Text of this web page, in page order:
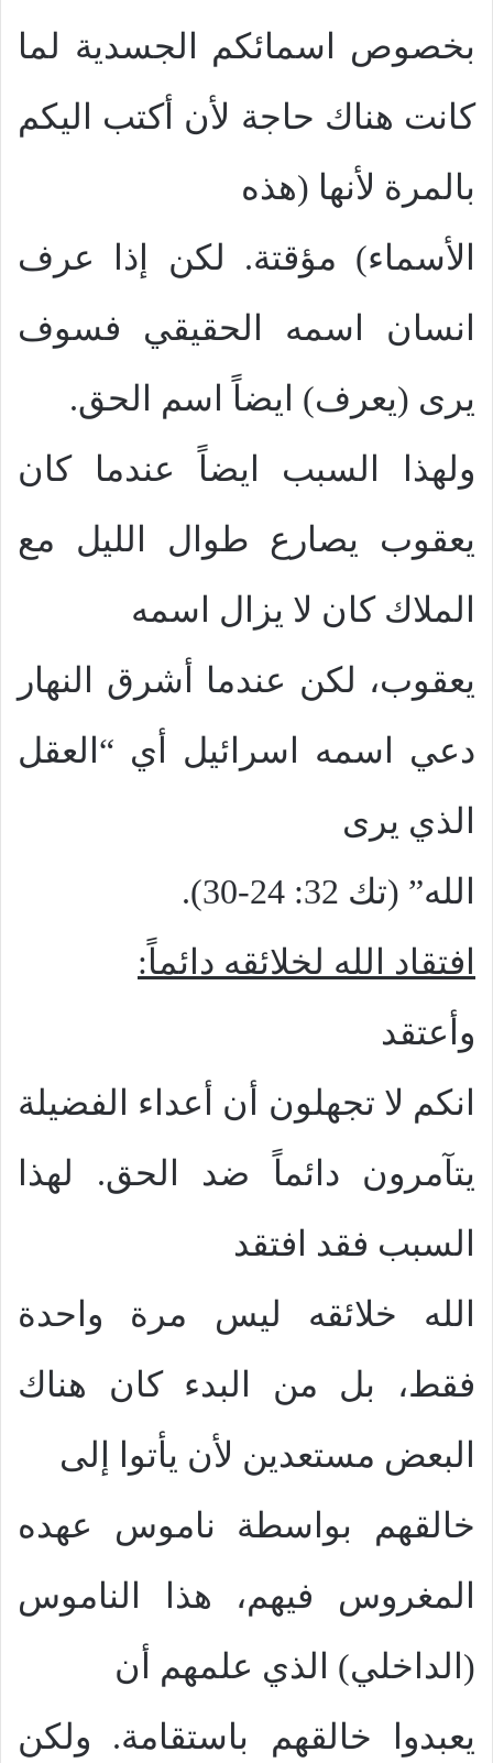
بخصوص اسمائكم الجسدية لما
كانت هناك حاجة لأن أكتب اليكم
بالمرة لأنها (هذه
الأسماء) مؤقتة. لكن إذا عرف
انسان اسمه الحقيقي فسوف
يرى (يعرف) ايضاً اسم الحق.
ولهذا السبب ايضاً عندما كان
يعقوب يصارع طوال الليل مع
الملاك كان لا يزال اسمه
يعقوب، لكن عندما أشرق النهار
دعي اسمه اسرائيل أي “العقل
الذي يرى
الله” (تك 32: 24-30).
افتقاد الله لخلائقه دائماً:
وأعتقد
انكم لا تجهلون أن أعداء الفضيلة
يتآمرون دائماً ضد الحق. لهذا
السبب فقد افتقد
الله خلائقه ليس مرة واحدة
فقط، بل من البدء كان هناك
البعض مستعدين لأن يأتوا إلى
خالقهم بواسطة ناموس عهده
المغروس فيهم، هذا الناموس
(الداخلي) الذي علمهم أن
يعبدوا خالقهم باستقامة. ولكن